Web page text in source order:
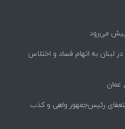
پیش می‌رود
لبنان به اتهام فساد و اختلاس
عمان
رئیس‌جمهور واهی و کذب